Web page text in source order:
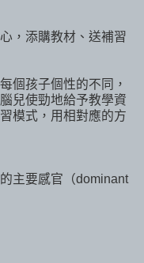
，添購教材、送補習
個孩子個性的不同，
兒使勁地給予教學資
模式，用相對應的方
主要感官（dominant